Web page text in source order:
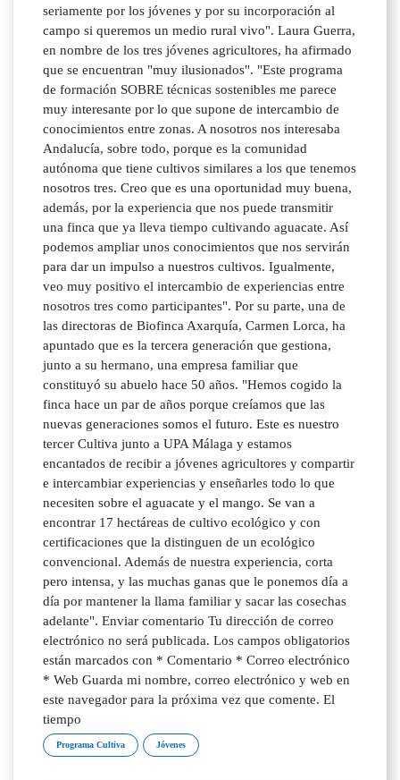
seriamente por los jóvenes y por su incorporación al
campo si queremos un medio rural vivo". Laura Guerra,
en nombre de los tres jóvenes agricultores, ha afirmado
que se encuentran "muy ilusionados". "Este programa
de formación SOBRE técnicas sostenibles me parece
muy interesante por lo que supone de intercambio de
conocimientos entre zonas. A nosotros nos interesaba
Andalucía, sobre todo, porque es la comunidad
autónoma que tiene cultivos similares a los que tenemos
nosotros tres. Creo que es una oportunidad muy buena,
además, por la experiencia que nos puede transmitir
una finca que ya lleva tiempo cultivando aguacate. Así
podemos ampliar unos conocimientos que nos servirán
para dar un impulso a nuestros cultivos. Igualmente,
veo muy positivo el intercambio de experiencias entre
nosotros tres como participantes". Por su parte, una de
las directoras de Biofinca Axarquía, Carmen Lorca, ha
apuntado que es la tercera generación que gestiona,
junto a su hermano, una empresa familiar que
constituyó su abuelo hace 50 años. "Hemos cogido la
finca hace un par de años porque creíamos que las
nuevas generaciones somos el futuro. Este es nuestro
tercer Cultiva junto a UPA Málaga y estamos
encantados de recibir a jóvenes agricultores y compartir
e intercambiar experiencias y enseñarles todo lo que
necesiten sobre el aguacate y el mango. Se van a
encontrar 17 hectáreas de cultivo ecológico y con
certificaciones que la distinguen de un ecológico
convencional. Además de nuestra experiencia, corta
pero intensa, y las muchas ganas que le ponemos día a
día por mantener la llama familiar y sacar las cosechas
adelante". Enviar comentario Tu dirección de correo
electrónico no será publicada. Los campos obligatorios
están marcados con * Comentario * Correo electrónico
* Web Guarda mi nombre, correo electrónico y web en
este navegador para la próxima vez que comente. El
tiempo
Programa Cultiva Jóvenes